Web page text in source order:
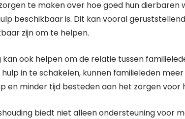
te maken over hoe goed hun dierbaren
beschikbaar is. Dit kan vooral
zijn om te helpen.
kan ook helpen om de relatie tussen
in te schakelen, kunnen familieleden
en minder tijd besteden aan het zorgen voor
biedt niet alleen ondersteuning voor